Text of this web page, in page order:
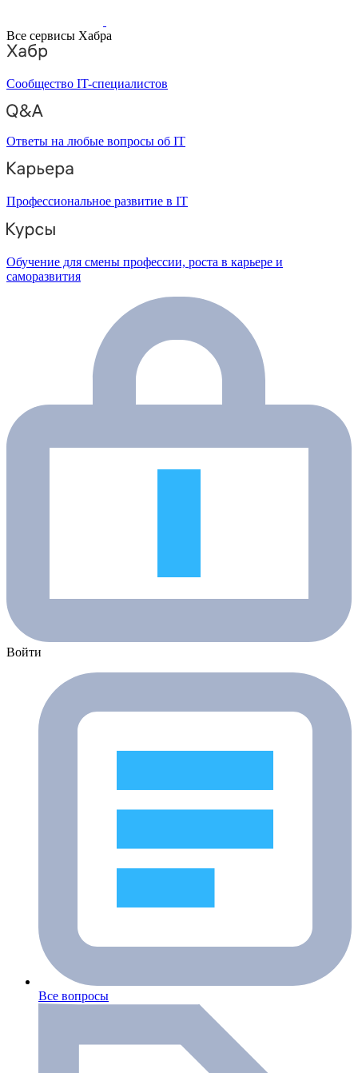
Все сервисы Хабра
Сообщество IT-специалистов
Ответы на любые вопросы об IT
Профессиональное развитие в IT
Обучение для смены профессии, роста в карьере и
саморазвития
Войти
Все вопросы